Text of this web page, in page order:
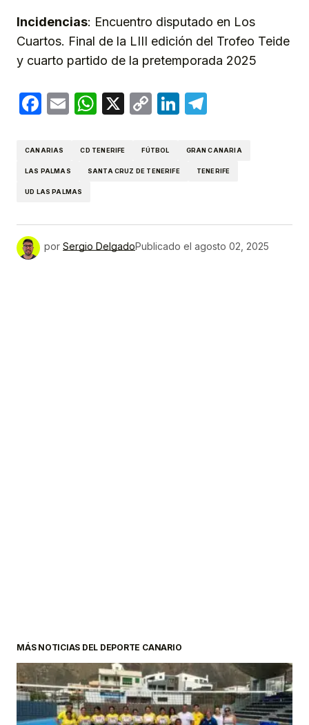
Incidencias: Encuentro disputado en Los
Cuartos. Final de la LIII edición del Trofeo Teide
y cuarto partido de la pretemporada 2025
Facebook
EmailWhatsApp
X
CopyLinkedIn
CANARIAS CD TENERIFE FÚTBOL GRAN CANARIA
LAS PALMAS SANTA CRUZ DE TENERIFE TENERIFE
UD LAS PALMAS
por Sergio DelgadoPublicado el agosto 02, 2025
MÁS NOTICIAS DEL DEPORTE CANARIO